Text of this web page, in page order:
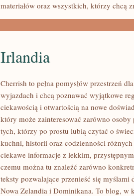
materiałów oraz wszystkich, którzy chcą
Irlandia
Cherrish to pełna pomysłów przestrzeń
wyjazdach i chcą poznawać wyjątkowe
ciekawością i otwartością na nowe
który może zainteresować zarówno
tych, którzy po prostu lubią czytać o
kuchni, historii oraz codzienności
ciekawe informacje z lekkim,
czemu można tu znaleźć zarówno
teksty pozwalające przenieść się myślami
Nowa Zelandia i Dominikana. To blog, w